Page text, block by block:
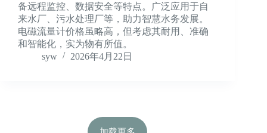
备远程监控、数据安全等特点。广泛应用于自
来水厂、污水处理厂等，助力智慧水务发展。
电磁流量计价格虽略高，但考虑其耐用、准确
和智能化，实为物有所值。
syw
2026年4月22日